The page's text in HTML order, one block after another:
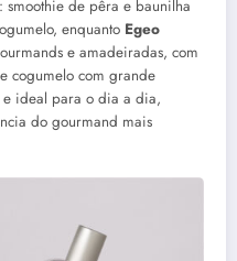
smoothie de pêra e baunilha
enquanto Egeo
e amadeiradas, com
cogumelo com grande
e ideal para o dia a dia,
do gourmand mais